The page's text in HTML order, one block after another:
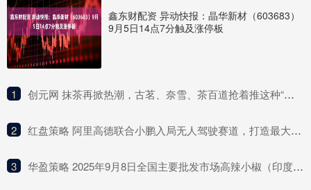
鑫东财配资 异动快报：晶华新材（603683）
9月5日14点7分触及涨停板
1 ​创元网 抹茶再掀热潮，古茗、奈雪、茶百道抢着推这种“浓”新品
2 ​红盘策略 阿里高德联合小鹏入局无人驾驶赛道，打造最大Robotaxi聚合平台
3 ​华盈策略 2025年9月8日全国主要批发市场高辣小椒（印度S17）价格行情